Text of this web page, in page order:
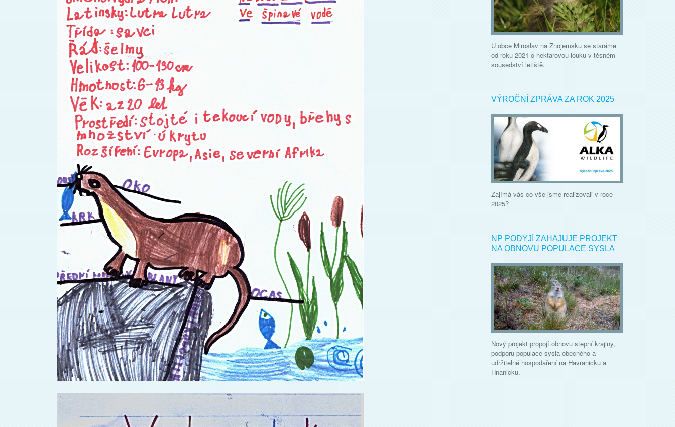
U obce Miroslav na Znojemsku se staráme
od roku 2021 o hektarovou louku v těsném
sousedství letiště.
VÝROČNÍ ZPRÁVA ZA ROK 2025
Zajímá vás co vše jsme realizovali v roce
2025?
NP PODYJÍ ZAHAJUJE PROJEKT
NA OBNOVU POPULACE SYSLA
Nový projekt propojí obnovu stepní krajiny,
podporu populace sysla obecného a
udržitelné hospodaření na Havranicku a
Hnanicku.